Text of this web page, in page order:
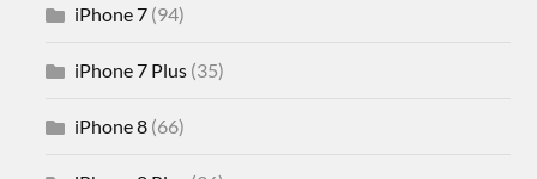
iPhone 7 (94)
iPhone 7 Plus (35)
iPhone 8 (66)